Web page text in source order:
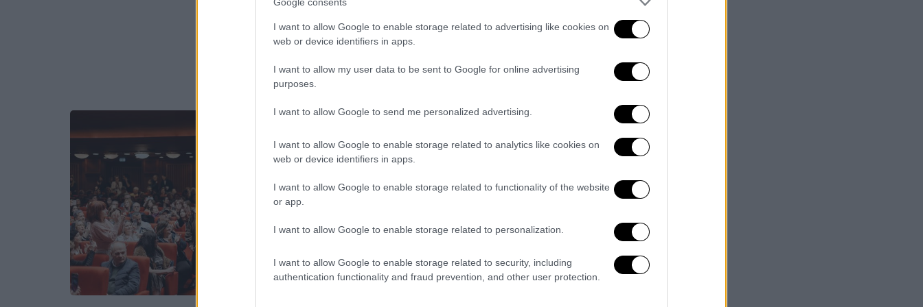
I want to allow Google to enable storage related to advertising like cookies on
web or device identifiers in apps.
I want to allow my user data to be sent to Google for online advertising
purposes.
I want to allow Google to send me personalized advertising.
I want to allow Google to enable storage related to analytics like cookies on
web or device identifiers in apps.
I want to allow Google to enable storage related to functionality of the website
or app.
I want to allow Google to enable storage related to personalization.
I want to allow Google to enable storage related to security, including
authentication functionality and fraud prevention, and other user protection.
προσεγγίζει με ευαισθησία τις
αγκυλώσεις που κουβαλάνε από τον
τρόπο που μεγάλωσαν, αγκυλώσεις
το coming out τους
Σινεμά|12.03.2026 14:28
Ντοκιμαντέρ Θεσσαλονίκης:
Μια από τις σημαντικότερες μορφές
Ζιλιέτ Μπινός, βρέθηκε στη
πρώτο της ντοκιμαντέρ «In-I In
Motion» και μίλησε για τη δημιουργία,